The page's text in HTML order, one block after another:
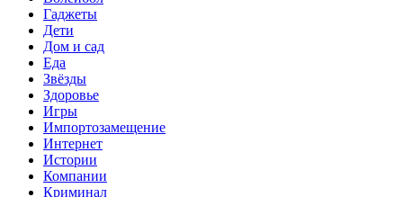
Гаджеты
Дети
Дом и сад
Еда
Звёзды
Здоровье
Игры
Импортозамещение
Интернет
Истории
Компании
Криминал